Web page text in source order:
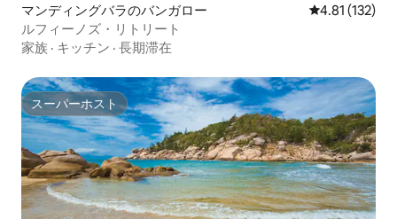
マンディングバラのバンガロー レビュー132
4.81 (132)
ルフィーノズ・リトリート
家族 · キッチン · 長期滞在
スーパーホスト
スーパーホスト